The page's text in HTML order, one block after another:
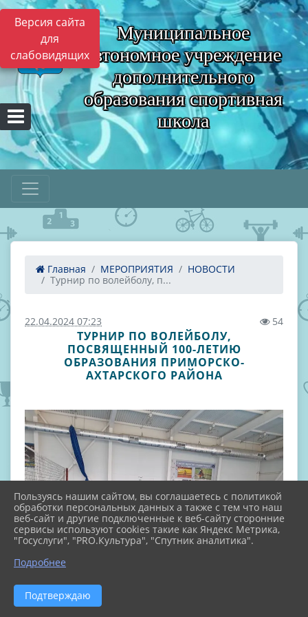
Версия сайта
для
слабовидящих
Муниципальное
автономное учреждение
дополнительного
образования спортивная
школа
Главная МЕРОПРИЯТИЯ
НОВОСТИ
Турнир по волейболу, п...
22.04.2024 07:23 54
ТУРНИР ПО ВОЛЕЙБОЛУ,
ПОСВЯЩЕННЫЙ 100-ЛЕТИЮ
ОБРАЗОВАНИЯ ПРИМОРСКО-
АХТАРСКОГО РАЙОНА
Пользуясь нашим сайтом, вы соглашаетесь с политикой
обработки персональных данных а также с тем что наш
веб-сайт и другие подключенные к веб-сайту сторонние
сервисы используют cookies такие как Яндекс Метрика,
"Госуслуги", "PRO.Культура", "Спутник аналитика".
Подробнее
Подтверждаю